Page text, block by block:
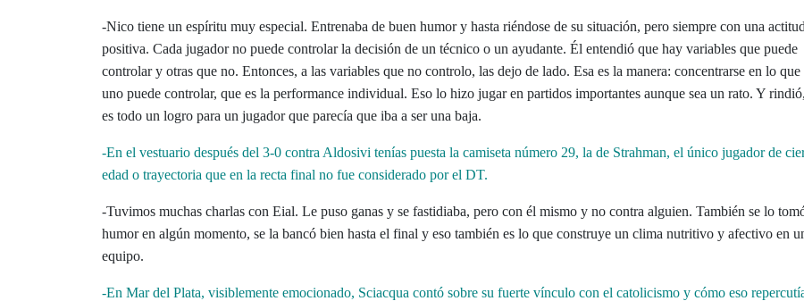
-Nico tiene un espíritu muy especial. Entrenaba de buen humor y hasta riéndose de su situación, pero siempre con una actitud
positiva. Cada jugador no puede controlar la decisión de un técnico o un ayudante. Él entendió que hay variables que puede
controlar y otras que no. Entonces, a las variables que no controlo, las dejo de lado. Esa es la manera: concentrarse en lo que
uno puede controlar, que es la performance individual. Eso lo hizo jugar en partidos importantes aunque sea un rato. Y
es todo un logro para un jugador que parecía que iba a ser una baja.
-En el vestuario después del 3-0 contra Aldosivi tenías puesta la camiseta número 29, la de Strahman, el único jugador de
edad o trayectoria que en la recta final no fue considerado por el DT.
-Tuvimos muchas charlas con Eial. Le puso ganas y se fastidiaba, pero con él mismo y no contra alguien. También se lo
humor en algún momento, se la bancó bien hasta el final y eso también es lo que construye un clima nutritivo y afectivo en
equipo.
-En Mar del Plata, visiblemente emocionado, Sciacqua contó sobre su fuerte vínculo con el catolicismo y cómo eso